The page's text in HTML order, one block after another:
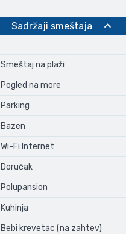
Sadržaji smeštaja
Smeštaj na plaži
Pogled na more
Parking
Bazen
Wi-Fi Internet
Doručak
Polupansion
Kuhinja
Bebi krevetac (na zahtev)